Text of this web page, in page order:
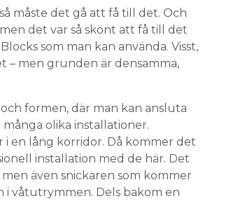
måste det gå att få till det. Och
det var så skönt att få till det
som man kan använda. Visst,
– men grunden är densamma,
formen, där man kan ansluta
olika installationer.
i en lång korridor. Då kommer det
installation med de här. Det
även snickaren som kommer
våtutrymmen. Dels bakom en